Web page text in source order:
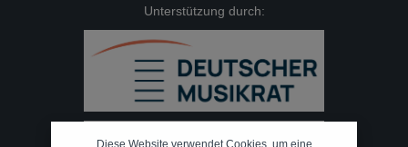
Unterstützung durch:
Diese Website verwendet Cookies, um eine